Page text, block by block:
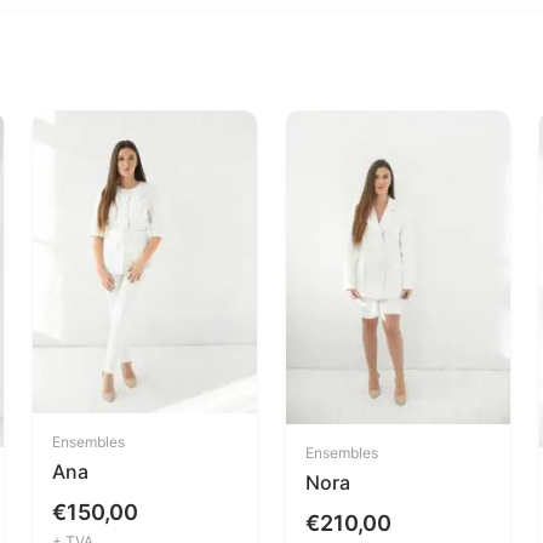
Ensembles
Ana
€150,00
Ensembles
Nora
€210,00